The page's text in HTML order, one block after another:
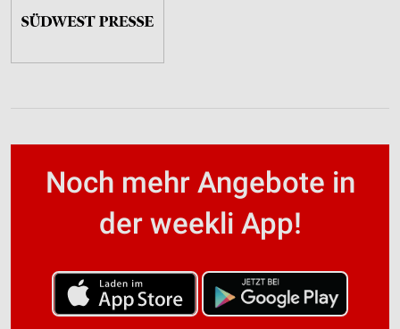
Noch mehr Angebote in
der weekli App!